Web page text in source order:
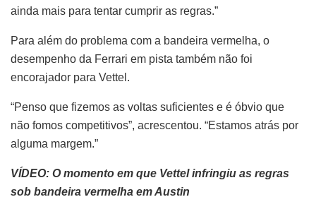
ainda mais para tentar cumprir as regras.”
Para além do problema com a bandeira vermelha, o
desempenho da Ferrari em pista também não foi
encorajador para Vettel.
“Penso que fizemos as voltas suficientes e é óbvio que
não fomos competitivos”, acrescentou. “Estamos atrás por
alguma margem.”
VÍDEO: O momento em que Vettel infringiu as regras
sob bandeira vermelha em Austin